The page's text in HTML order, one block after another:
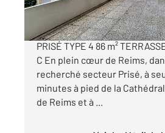
À VENDRE HYPER CENTRE
PRISÉ TYPE 4 86 m²
C En plein cœur de Reims,
recherché secteur Prisé, à
minutes à pied de la
de Reims et à ...